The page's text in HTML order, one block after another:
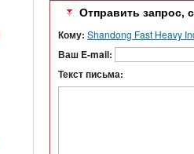
Отправить запрос,
Кому: Shandong Fast Heavy
Ваш E-mail:
Текст письма: